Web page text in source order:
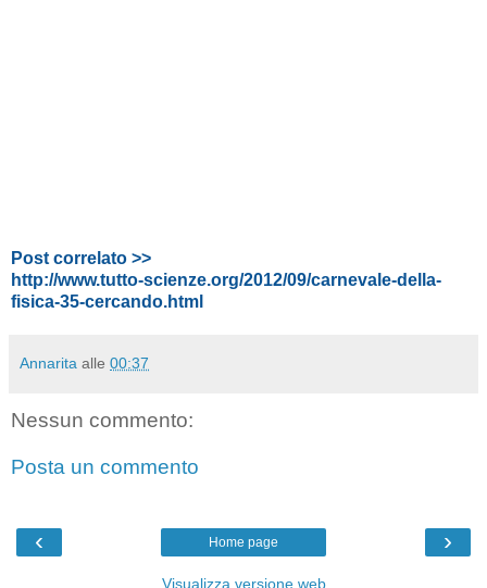
Post correlato >>
http://www.tutto-scienze.org/2012/09/carnevale-della-
fisica-35-cercando.html
Annarita alle 00:37
Nessun commento:
Posta un commento
‹ ›
Home page
Visualizza versione web